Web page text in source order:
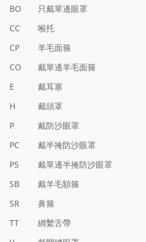
BO
只戴單邊眼罩
CC
喉托
CP
羊毛面箍
CO
戴單邊羊毛面箍
E
戴耳塞
H
戴頭罩
P
戴防沙眼罩
PC
戴半掩防沙眼罩
PS
戴單邊半掩防沙眼罩
SB
戴羊毛額箍
SR
鼻箍
TT
綁繫舌帶